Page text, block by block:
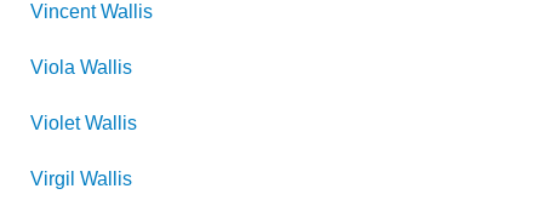
Vincent Wallis
Viola Wallis
Violet Wallis
Virgil Wallis